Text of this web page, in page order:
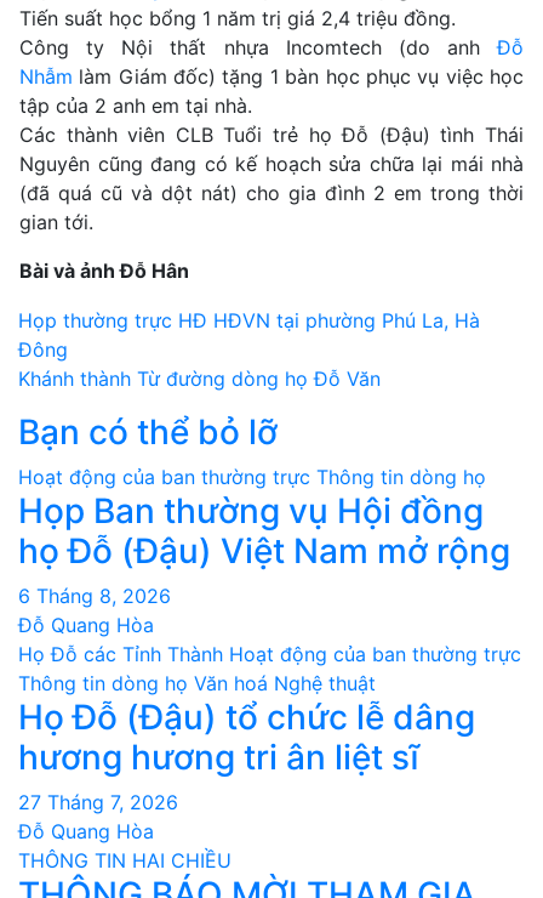
Tiến suất học bổng 1 năm trị giá 2,4 triệu đồng.
Công ty Nội thất nhựa Incomtech (do anhĐỗ
Nhẫm làm Giám đốc) tặng 1 bàn học phục vụ việc học
tập của 2 anh em tại nhà.
Các thành viên CLB Tuổi trẻ họ Đỗ (Đậu) tình Thái
Nguyên cũng đang có kế hoạch sửa chữa lại mái nhà
(đã quá cũ và dột nát) cho gia đình 2 em trong thời
gian tới.
Bài và ảnh Đỗ Hân
Điều
hướng
bài
viết
Họp thường trực HĐ HĐVN tại phường Phú La, Hà
Đông
Khánh thành Từ đường dòng họ Đỗ Văn
Bạn có thể bỏ lỡ
Hoạt động của ban thường trực Thông tin dòng họ
Họp Ban thường vụ Hội đồng
họ Đỗ (Đậu) Việt Nam mở rộng
6 Tháng 8, 2026
Đỗ Quang Hòa
Họ Đỗ các Tỉnh Thành Hoạt động của ban thường trực
Thông tin dòng họ Văn hoá Nghệ thuật
Họ Đỗ (Đậu) tổ chức lễ dâng
hương hương tri ân liệt sĩ
27 Tháng 7, 2026
Đỗ Quang Hòa
THÔNG TIN HAI CHIỀU